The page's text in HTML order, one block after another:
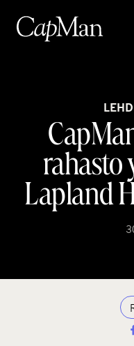
sisältöön
rahasto
Lapland